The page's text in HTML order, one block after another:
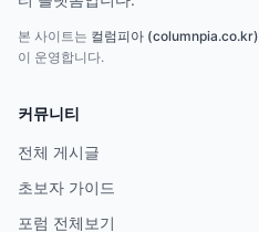
본 사이트는 컬럼피아 (columnpia.co.kr)
이 운영합니다.
커뮤니티
전체 게시글
초보자 가이드
포럼 전체보기